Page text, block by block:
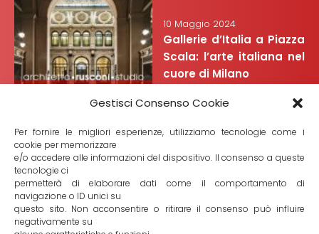
Gestisci Consenso Cookie
Per fornire le migliori esperienze, utilizziamo tecnologie come i
cookie per memorizzare
e/o accedere alle informazioni del dispositivo. Il consenso a queste
tecnologie ci
permetterà di elaborare dati come il comportamento di
navigazione o ID unici su
questo sito. Non acconsentire o ritirare il consenso può influire
negativamente su
10 Maggio 2024
Gallerie d’Italia a Piazza
Scala: l’arte italiana nel
cuore di Milano
7 Febbraio 2024
Rovereto: molto più di un